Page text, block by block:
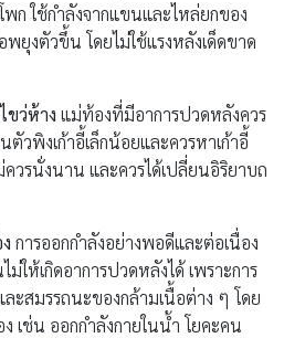
ก ใช้กำลังจากแขนและไหล่ยกของ
ยุงตัวขึ้น โดยไม่ใช้แรงหลังเด็ดขาด
ขว่ห้าง แม่ท้องที่มีอาการปวดหลังควร
วพิงเก้าอี้เล็กน้อยและควรหาเก้าอี้
ควรนั่งนาน และควรได้เปลี่ยนอิริยาบถ
การออกกำลังอย่างพอดีและต่อเนื่อง
ให้เกิดอาการปวดหลังได้ เพราะการ
ะสมรรถนะของกล้ามเนื้อต่าง ๆ โดย
เช่น ออกกำลังกายในน้ำ โยคะคน